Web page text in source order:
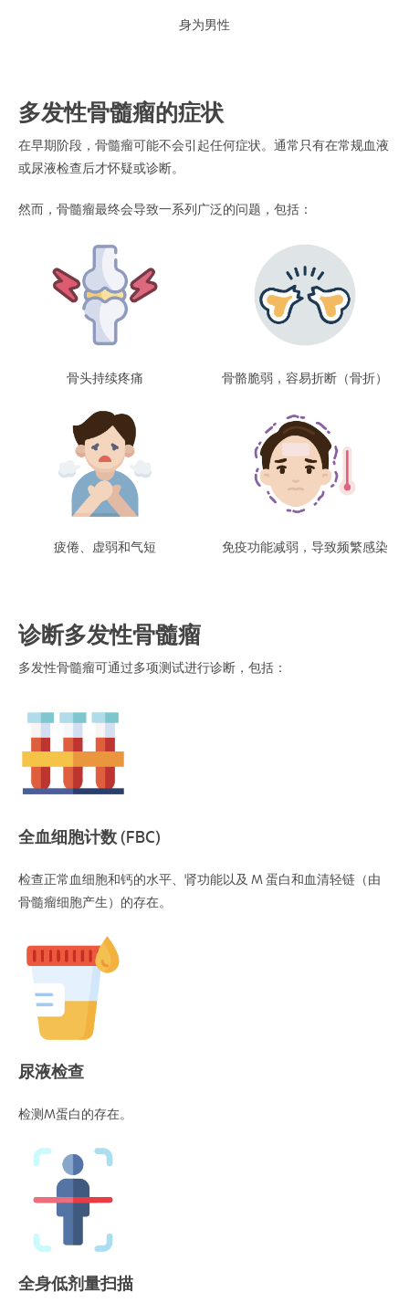
身为男性
多发性骨髓瘤的症状
在早期阶段，骨髓瘤可能不会引起任何症状。 通常只有在常规血液
或尿液检查后才怀疑或诊断。
然而，骨髓瘤最终会导致一系列广泛的问题，包括：
骨头持续疼痛 骨骼脆弱，容易折断（骨折）
疲倦、虚弱和气短 免疫功能减弱，导致频繁感染
诊断多发性骨髓瘤
多发性骨髓瘤可通过多项测试进行诊断，包括：
全血细胞计数 (FBC)
检查正常血细胞和钙的水平、肾功能以及 M 蛋白和血清轻链（由
骨髓瘤细胞产生）的存在。
尿液检查
检测M蛋白的存在。
全身低剂量扫描